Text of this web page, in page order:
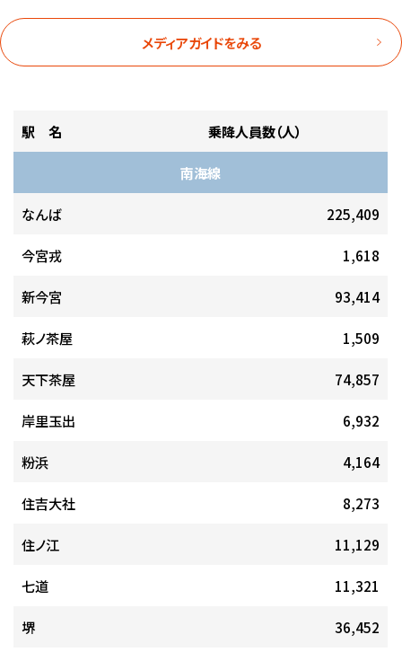
メディアガイドをみる
駅 名 乗降人員数（人）
南海線
なんば 225,409
今宮戎 1,618
新今宮 93,414
萩ノ茶屋 1,509
天下茶屋 74,857
岸里玉出 6,932
粉浜 4,164
住吉大社 8,273
住ノ江 11,129
七道 11,321
堺 36,452